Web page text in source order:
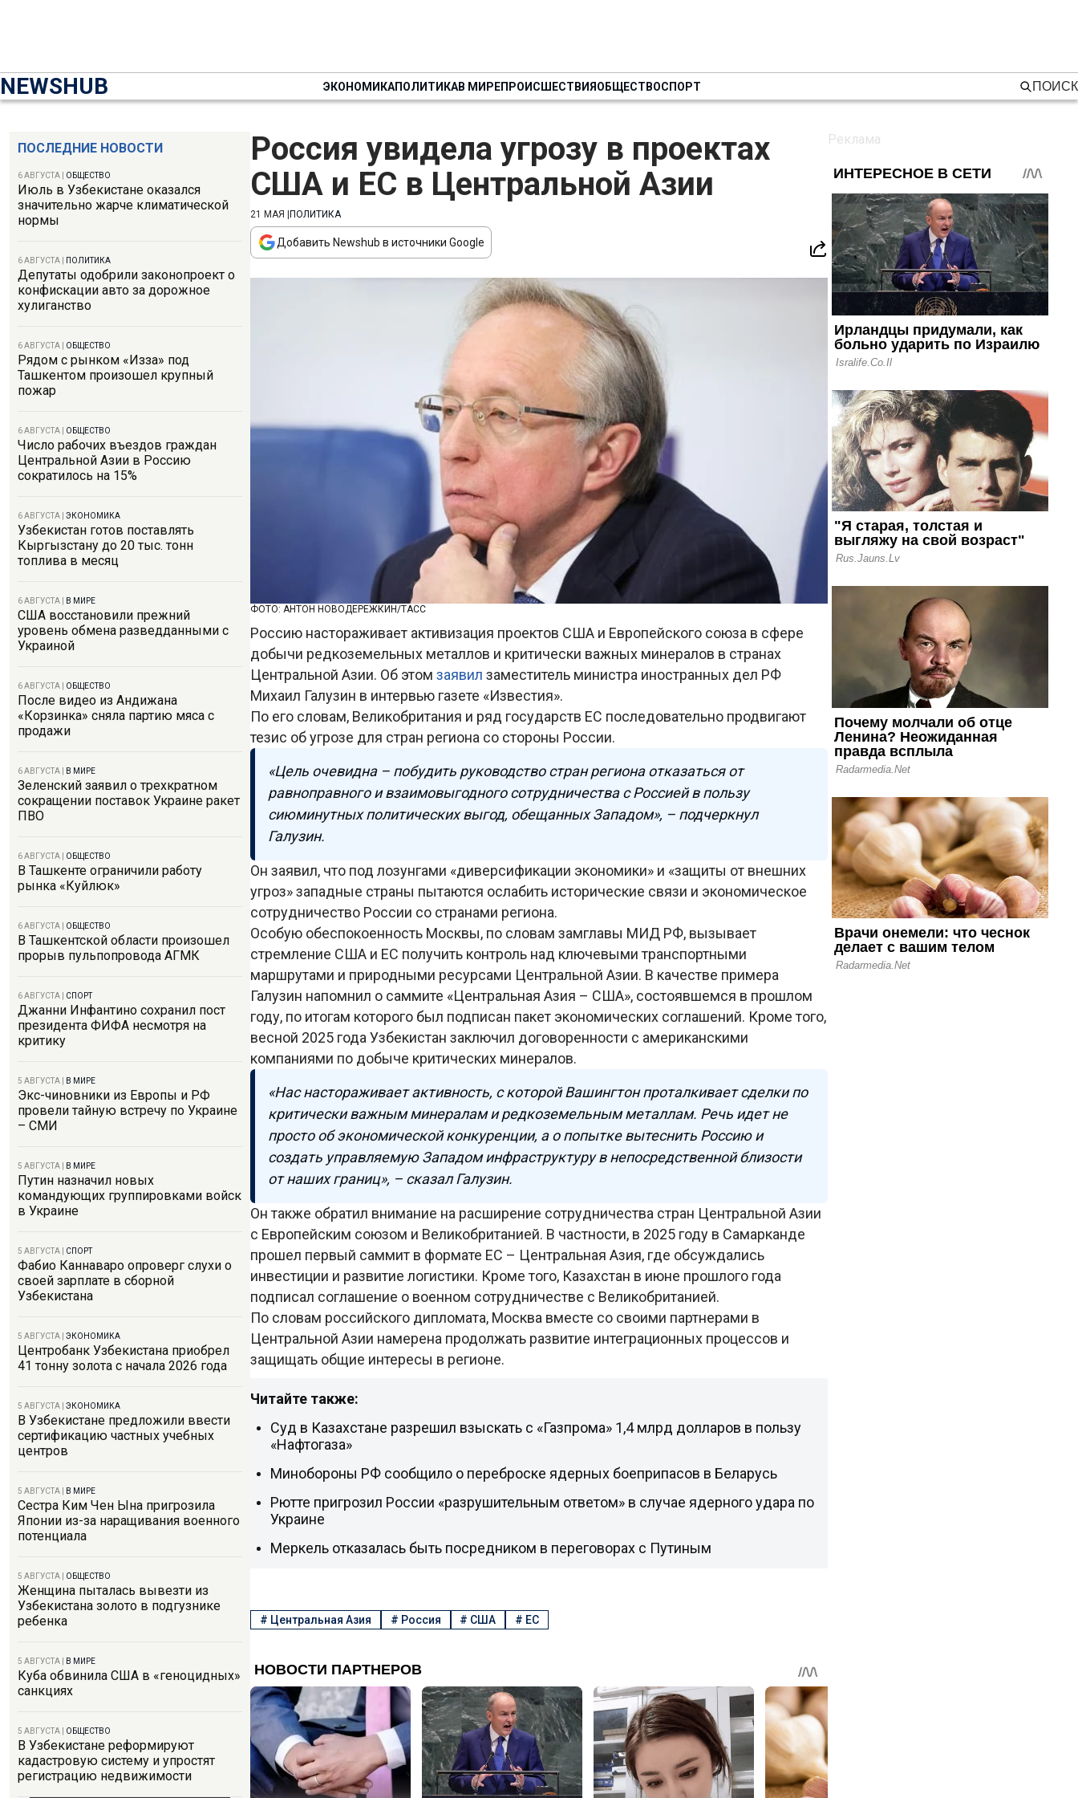
NEWSHUB ЭКОНОМИКАПОЛИТИКАВ МИРЕПРОИСШЕСТВИЯОБЩЕСТВОСПОРТ ПОИСК
ПОСЛЕДНИЕ НОВОСТИ
6 АВГУСТА ОБЩЕСТВО
Июль в Узбекистане оказался
значительно жарче климатической
нормы
6 АВГУСТА ПОЛИТИКА
Депутаты одобрили законопроект о
конфискации авто за дорожное
хулиганство
6 АВГУСТА ОБЩЕСТВО
Рядом с рынком «Изза» под
Ташкентом произошел крупный
пожар
6 АВГУСТА ОБЩЕСТВО
Число рабочих въездов граждан
Центральной Азии в Россию
сократилось на 15%
6 АВГУСТА ЭКОНОМИКА
Узбекистан готов поставлять
Кыргызстану до 20 тыс. тонн
топлива в месяц
6 АВГУСТА В МИРЕ
США восстановили прежний
уровень обмена разведданными с
Украиной
6 АВГУСТА ОБЩЕСТВО
После видео из Андижана
«Корзинка» сняла партию мяса с
продажи
6 АВГУСТА В МИРЕ
Зеленский заявил о трехкратном
сокращении поставок Украине ракет
ПВО
6 АВГУСТА ОБЩЕСТВО
В Ташкенте ограничили работу
рынка «Куйлюк»
6 АВГУСТА ОБЩЕСТВО
В Ташкентской области произошел
прорыв пульпопровода АГМК
6 АВГУСТА СПОРТ
Джанни Инфантино сохранил пост
президента ФИФА несмотря на
критику
5 АВГУСТА В МИРЕ
Экс-чиновники из Европы и РФ
провели тайную встречу по Украине
– СМИ
5 АВГУСТА В МИРЕ
Путин назначил новых
командующих группировками войск
в Украине
5 АВГУСТА СПОРТ
Фабио Каннаваро опроверг слухи о
своей зарплате в сборной
Узбекистана
5 АВГУСТА ЭКОНОМИКА
Центробанк Узбекистана приобрел
41 тонну золота с начала 2026 года
5 АВГУСТА ЭКОНОМИКА
В Узбекистане предложили ввести
сертификацию частных учебных
центров
5 АВГУСТА В МИРЕ
Сестра Ким Чен Ына пригрозила
Японии из-за наращивания военного
потенциала
5 АВГУСТА ОБЩЕСТВО
Женщина пыталась вывезти из
Узбекистана золото в подгузнике
ребенка
5 АВГУСТА В МИРЕ
Куба обвинила США в «геноцидных»
санкциях
5 АВГУСТА ОБЩЕСТВО
В Узбекистане реформируют
кадастровую систему и упростят
регистрацию недвижимости
Россия увидела угрозу в проектах
США и ЕС в Центральной Азии
21 МАЯ ПОЛИТИКА
Добавить Newshub в источники Google
ФОТО: АНТОН НОВОДЕРЕЖКИН/ТАСС
Россию настораживает активизация проектов США и Европейского союза в сфере
добычи редкоземельных металлов и критически важных минералов в странах
Центральной Азии. Об этом заявил заместитель министра иностранных дел РФ
Михаил Галузин в интервью газете «Известия».
По его словам, Великобритания и ряд государств ЕС последовательно продвигают
тезис об угрозе для стран региона со стороны России.
«Цель очевидна – побудить руководство стран региона отказаться от
равноправного и взаимовыгодного сотрудничества с Россией в пользу
сиюминутных политических выгод, обещанных Западом», – подчеркнул
Галузин.
Он заявил, что под лозунгами «диверсификации экономики» и «защиты от внешних
угроз» западные страны пытаются ослабить исторические связи и экономическое
сотрудничество России со странами региона.
Особую обеспокоенность Москвы, по словам замглавы МИД РФ, вызывает
стремление США и ЕС получить контроль над ключевыми транспортными
маршрутами и природными ресурсами Центральной Азии. В качестве примера
Галузин напомнил о саммите «Центральная Азия – США», состоявшемся в прошлом
году, по итогам которого был подписан пакет экономических соглашений. Кроме того,
весной 2025 года Узбекистан заключил договоренности с американскими
компаниями по добыче критических минералов.
«Нас настораживает активность, с которой Вашингтон проталкивает сделки по
критически важным минералам и редкоземельным металлам. Речь идет не
просто об экономической конкуренции, а о попытке вытеснить Россию и
создать управляемую Западом инфраструктуру в непосредственной близости
от наших границ», – сказал Галузин.
Он также обратил внимание на расширение сотрудничества стран Центральной Азии
с Европейским союзом и Великобританией. В частности, в 2025 году в Самарканде
прошел первый саммит в формате ЕС – Центральная Азия, где обсуждались
инвестиции и развитие логистики. Кроме того, Казахстан в июне прошлого года
подписал соглашение о военном сотрудничестве с Великобританией.
По словам российского дипломата, Москва вместе со своими партнерами в
Центральной Азии намерена продолжать развитие интеграционных процессов и
защищать общие интересы в регионе.
Читайте также:
Суд в Казахстане разрешил взыскать с «Газпрома» 1,4 млрд долларов в пользу
«Нафтогаза»
Минобороны РФ сообщило о переброске ядерных боеприпасов в Беларусь
Рютте пригрозил России «разрушительным ответом» в случае ядерного удара по
Украине
Меркель отказалась быть посредником в переговорах с Путиным
# Центральная Азия # Россия # США # ЕС